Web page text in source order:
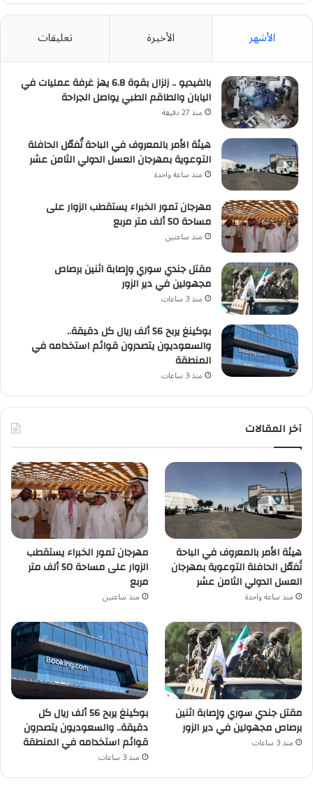
الأشهر الأخيرة تعليقات
بالفيديو .. زلزال بقوة 6.8 يهز غرفة عمليات في
اليابان والطاقم الطبي يواصل الجراحة
منذ 27 دقيقة
هيئة الأمر بالمعروف في الباحة تُفعّل الحافلة
التوعوية بمهرجان العسل الدولي الثامن عشر
منذ ساعة واحدة
مهرجان تمور الخبراء يستقطب الزوار على
مساحة 50 ألف متر مربع
منذ ساعتين
مقتل جندي سوري وإصابة اثنين برصاص
مجهولين في دير الزور
منذ 3 ساعات
بوكينغ يربح 56 ألف ريال كل دقيقة..
والسعوديون يتصدرون قوائم استخدامه في
المنطقة
منذ 3 ساعات
آخر المقالات
هيئة الأمر بالمعروف في الباحة
تُفعّل الحافلة التوعوية بمهرجان
العسل الدولي الثامن عشر
منذ ساعة واحدة
مهرجان تمور الخبراء يستقطب
الزوار على مساحة 50 ألف متر
مربع
منذ ساعتين
مقتل جندي سوري وإصابة اثنين
برصاص مجهولين في دير الزور
منذ 3 ساعات
بوكينغ يربح 56 ألف ريال كل
دقيقة.. والسعوديون يتصدرون
قوائم استخدامه في المنطقة
منذ 3 ساعات